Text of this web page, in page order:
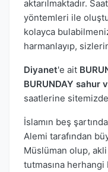
aktarılmaktadır.
yöntemleri ile
kolayca
harmanlayıp,
Diyanet'e ait
BURUNDAY sahur
saatlerine
İslamın beş
Alemi tarafından
Müslüman olup,
tutmasına